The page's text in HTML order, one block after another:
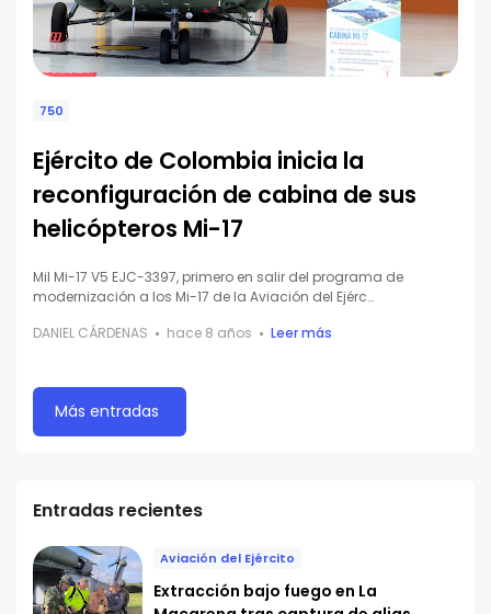
750
Ejército de Colombia inicia la
reconfiguración de cabina de sus
helicópteros Mi-17
Mil Mi-17 V5 EJC-3397, primero en salir del programa de
modernización a los Mi-17 de la Aviación del Ejérc…
DANIEL CÁRDENAS
hace 8 años Leer más
Más entradas
Entradas recientes
Aviación del Ejército
Extracción bajo fuego en La